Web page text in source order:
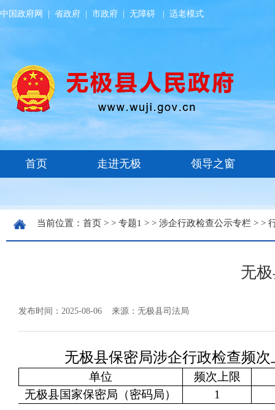
中国政府网 省政府 市政府 无障碍 适老模式
当前位置： 首页 > > 专题1 > > 涉企行政检查公示专栏 > >
无
发布时间：2025-08-06 来源：无极县司法局
无极县保密局涉企行政检查频次
单位
频次上限
无极县国家保密局（密码局）
1